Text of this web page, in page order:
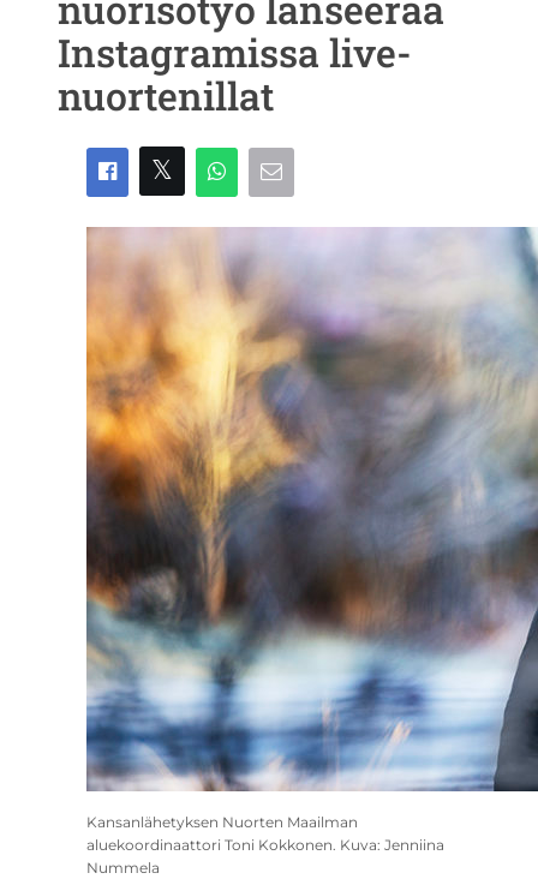
Instagramissa live-
nuortenillat
Kansanlähetyksen Nuorten Maailman
aluekoordinaattori Toni Kokkonen. Kuva: Jenniina
Nummela